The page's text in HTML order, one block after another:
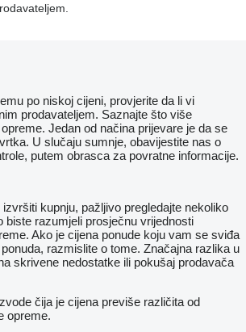
po niskoj cijeni, provjerite da li vi
prodavateljem. Saznajte što više
Jedan od načina prijevare je da se
U slučaju sumnje, obavijestite nas o
putem obrasca za povratne informacije.
kupnju, pažljivo pregledajte nekoliko
biste razumjeli prosječnu vrijednosti
Ako je cijena ponude koju vam se sviđa
razmislite o tome. Značajna razlika u
skrivene nedostatke ili pokušaj prodavača
čija je cijena previše različita od
opreme.